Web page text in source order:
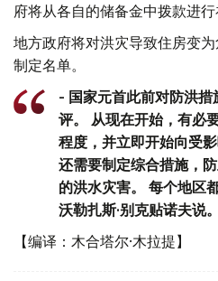
府将从各自的储备金中拨款进行
地方政府将对洪灾导致住房变
制定名单。
- 国家元首此前对防洪
评。 从现在开始，有必
程度，并立即开始向受
还需要制定综合措施，
的洪水灾害。 每个地区
沃勒扎斯·别克贴诺夫说。
【编译：木合塔尔·木拉提】